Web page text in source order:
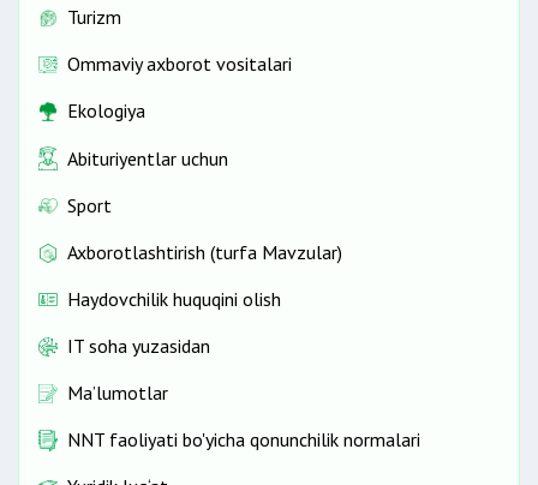
Turizm
Ommaviy axborot vositalari
Ekologiya
Abituriyentlar uchun
Sport
Axborotlashtirish (turfa Mavzular)
Haydovchilik huquqini olish
IT soha yuzasidan
Ma’lumotlar
NNT faoliyati bo'yicha qonunchilik normalari